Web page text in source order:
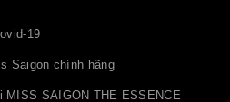
19
Saigon chính hãng
SAIGON THE ESSENCE